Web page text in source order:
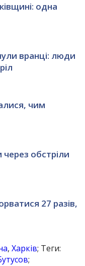
одна
вранці: люди
чим
обстріли
27 разів,
,Харків; Теги:
;